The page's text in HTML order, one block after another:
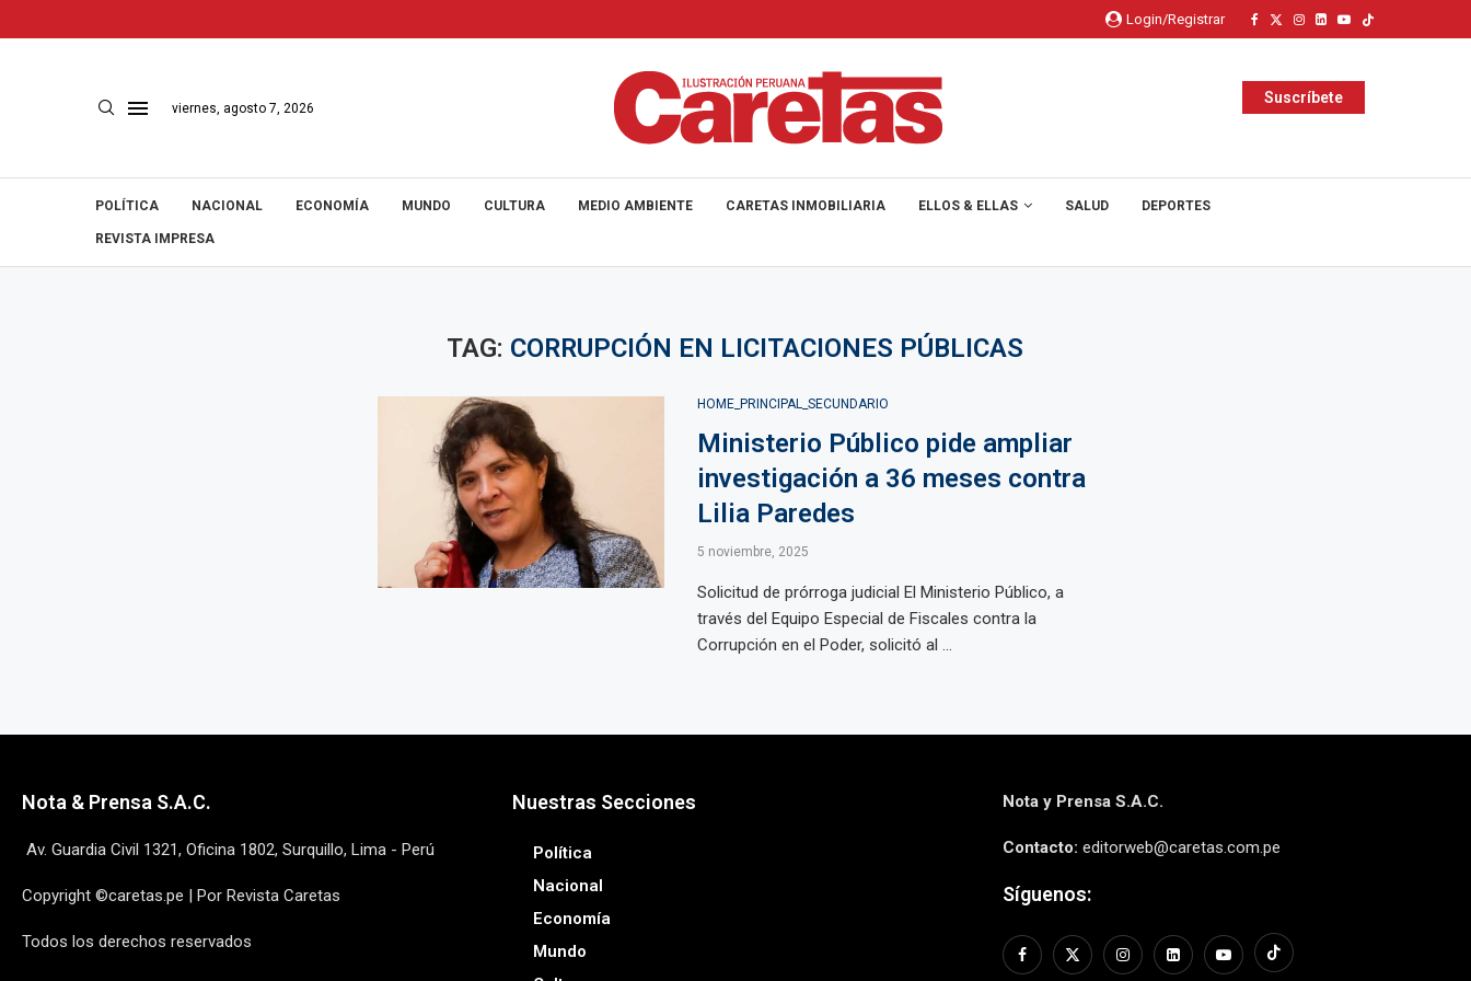
Login/Registrar
viernes, agosto 7, 2026
Suscríbete
POLÍTICA NACIONAL ECONOMÍA MUNDO CULTURA MEDIO AMBIENTE CARETAS INMOBILIARIA ELLOS & ELLAS SALUD DEPORTES
REVISTA IMPRESA
TAG: CORRUPCIÓN EN LICITACIONES PÚBLICAS
HOME_PRINCIPAL_SECUNDARIO
Ministerio Público pide ampliar
investigación a 36 meses contra
Lilia Paredes
5 noviembre, 2025
Solicitud de prórroga judicial El Ministerio Público, a
través del Equipo Especial de Fiscales contra la
Corrupción en el Poder, solicitó al ...
Nota & Prensa S.A.C.
Av. Guardia Civil 1321, Oficina 1802, Surquillo, Lima - Perú
Copyright ©caretas.pe | Por Revista Caretas
Todos los derechos reservados
Nuestras Secciones
Política
Nacional
Economía
Mundo
Nota y Prensa S.A.C.
Contacto: editorweb@caretas.com.pe
Síguenos: